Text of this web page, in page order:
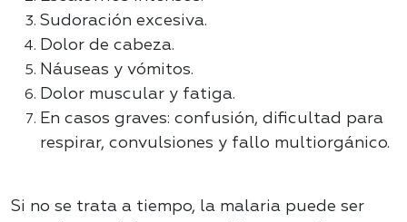
Sudoración excesiva.
Dolor de cabeza.
Náuseas y vómitos.
Dolor muscular y fatiga.
En casos graves: confusión, dificultad para
respirar, convulsiones y fallo multiorgánico.
Si no se trata a tiempo, la malaria puede ser